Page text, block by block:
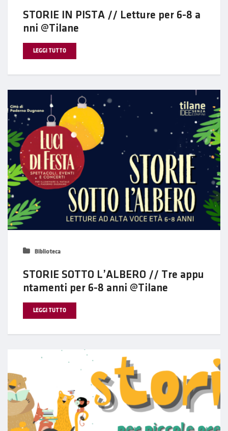
STORIE IN PISTA // Letture per 6-8 a
nni @Tilane
LEGGI TUTTO
Biblioteca
STORIE SOTTO L’ALBERO // Tre appu
ntamenti per 6-8 anni @Tilane
LEGGI TUTTO